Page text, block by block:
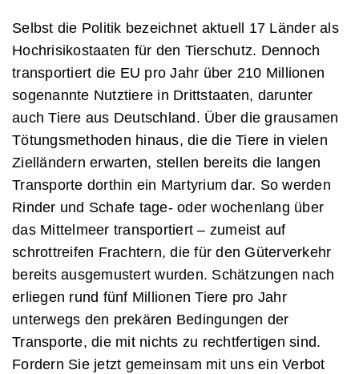
Selbst die Politik bezeichnet aktuell 17 Länder als
Hochrisikostaaten für den Tierschutz. Dennoch
transportiert die EU pro Jahr über 210 Millionen
sogenannte Nutztiere in Drittstaaten, darunter
auch Tiere aus Deutschland. Über die grausamen
Tötungsmethoden hinaus, die die Tiere in vielen
Zielländern erwarten, stellen bereits die langen
Transporte dorthin ein Martyrium dar. So werden
Rinder und Schafe tage- oder wochenlang über
das Mittelmeer transportiert – zumeist auf
schrottreifen Frachtern, die für den Güterverkehr
bereits ausgemustert wurden. Schätzungen nach
erliegen rund fünf Millionen Tiere pro Jahr
unterwegs den prekären Bedingungen der
Transporte, die mit nichts zu rechtfertigen sind.
Fordern Sie jetzt gemeinsam mit uns ein Verbot